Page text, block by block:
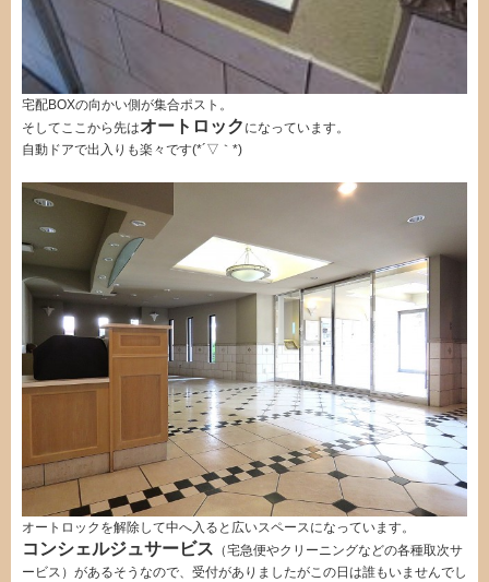
宅配BOXの向かい側が集合ポスト。
そしてここから先はオートロック になっています。
自動ドアで出入りも楽々です(*´▽｀*)
オートロックを解除して中へ入ると広いスペースになっています。
コンシェルジュサービス （宅急便やクリーニングなどの各種取次サ
ービス）があるそうなので、受付がありましたがこの日は誰もいませんでし